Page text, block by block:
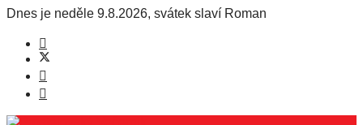
Dnes je neděle 9.8.2026, svátek slaví Roman